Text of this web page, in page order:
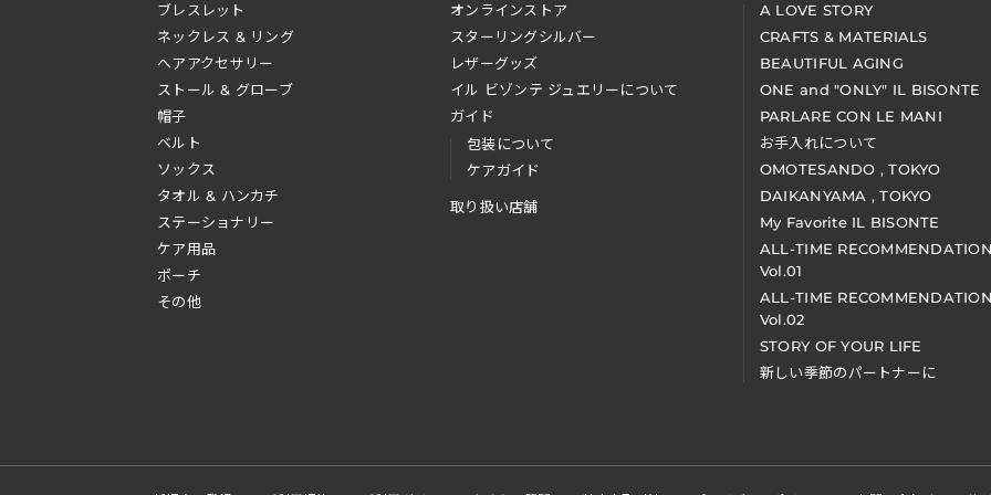
ブレスレット
ネックレス & リング
へアアクセサリー
ストール & グローブ
帽子
ベルト
ソックス
タオル & ハンカチ
ステーショナリー
ケア用品
ポーチ
その他
オンラインストア
スターリングシルバー
レザーグッズ
イル ビゾンテ ジュエリーについて
ガイド
包装について
ケアガイド
取り扱い店舗
A LOVE STORY
CRAFTS & MATERIALS
BEAUTIFUL AGING
ONE and "ONLY" IL BISONTE
PARLARE CON LE MANI
お手入れについて
OMOTESANDO , TOKYO
DAIKANYAMA , TOKYO
My Favorite IL BISONTE
ALL-TIME
Vol.01
ALL-TIME
Vol.02
STORY OF YOUR LIFE
新しい季節のパートナーに